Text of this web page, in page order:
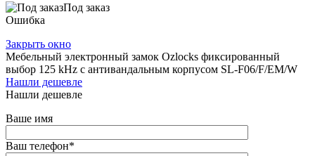
Под заказ
Ошибка
Закрыть окно
Мебельный электронный замок Ozlocks фиксированный
выбор 125 kHz с антивандальным корпусом SL-F06/F/EM/W
Нашли дешевле
Нашли дешевле
Ваше имя
Ваш телефон*